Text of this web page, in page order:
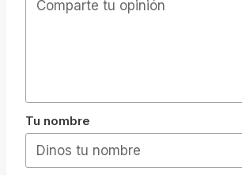
Tu nombre